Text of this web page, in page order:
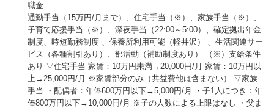
職金
通勤手当（15万円/月まで）、住宅手当（※）、家族手当（※）、
子育て応援手当（※）、深夜手当（22:00～5:00）、確定拠出年金
制度、時短勤務制度 、保養所利用可能（軽井沢） 、生活関連サー
ビス（各種割引あり）、部活動（補助制度あり） （※）支給条件
あり ▽住宅手当 家賃：10万円未満→20,000円/月 家賃：10万円以
上→25,000円/月 ※家賃部分のみ（共益費他は含まない） ▽家族
手当 ・配偶者：年俸600万円以下→5,000円/月 ・子1人につき：年
俸800万円以下→10,000円/月 ※子の人数による上限はなし ・父ま